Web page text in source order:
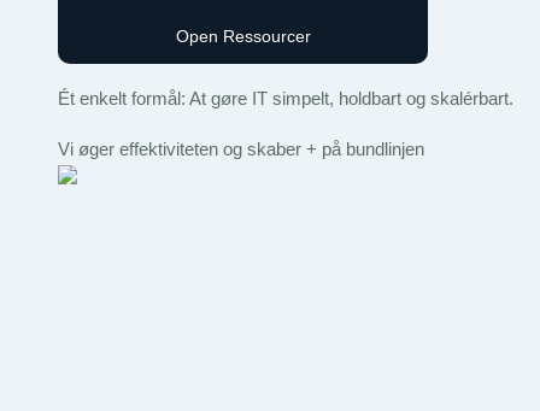
Open Ressourcer
Ét enkelt formål: At gøre IT simpelt, holdbart og skalérbart.
Vi øger effektiviteten og skaber + på bundlinjen